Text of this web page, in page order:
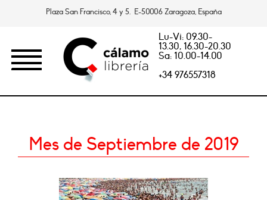
Plaza San Francisco, 4 y 5. E-50006 Zaragoza, España
Lu-Vi: 09.30-
13.30, 16.30-20.30
Sa: 10.00-14.00
+34 976557318
Mes de Septiembre de 2019